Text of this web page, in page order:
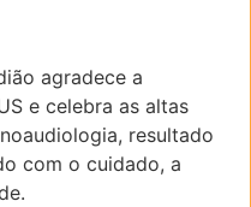
agradece a
e celebra as altas
resultado
com o cuidado, a